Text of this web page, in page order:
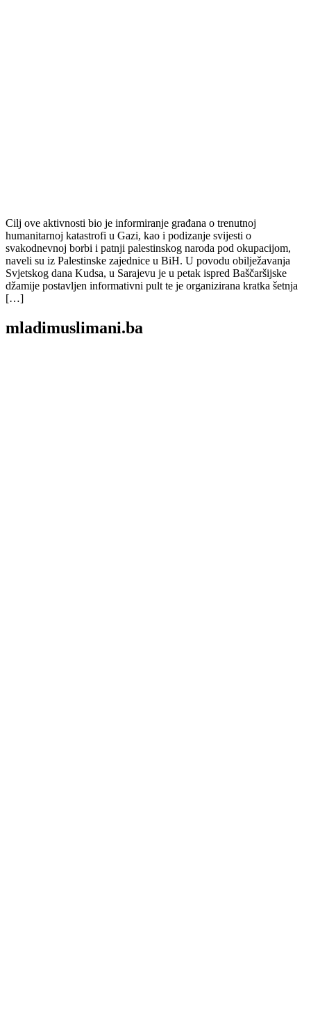
Cilj ove aktivnosti bio je informiranje građana o trenutnoj
humanitarnoj katastrofi u Gazi, kao i podizanje svijesti o
svakodnevnoj borbi i patnji palestinskog naroda pod okupacijom,
naveli su iz Palestinske zajednice u BiH. U povodu obilježavanja
Svjetskog dana Kudsa, u Sarajevu je u petak ispred Baščaršijske
džamije postavljen informativni pult te je organizirana kratka šetnja
[…]
mladimuslimani.ba